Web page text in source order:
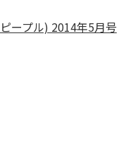
ープル) 2014年5月号